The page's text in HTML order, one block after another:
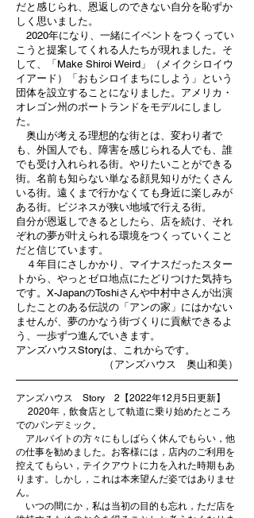
だと感じられ、恩返しのできない自分を恥ずか
しく思いました。
2020年になり、一緒にイベントをつくってい
こうと提案してくれる人たちが現れました。そ
して、「Make Shiroi Weird」（メイクシロイウ
イアード）「おもシロイまちにしよう」という
団体を設立することになりました。アメリカ・
オレゴン州のポートランドをモデルにしまし
た。
奥山が考える理想的な街とは、変わり者で
も、外国人でも、障害を感じられる人でも、誰
でも受け入れられる街。やりたいことができる
街。名前も知らない単なる顔見知りがたくさん
いる街。遠くまで行かなくても身近に楽しみが
ある街。ビジネスが狭い地域で行える街。
自分が恩返しできるとしたら、店を続け、それ
ぞれの夢が叶えられる環境をつくっていくこと
だと信じています。
４年目にさしかかり、マイナスだったスター
トから、やっとゼロ地点にたどりつけた気持ち
です。X-JapanのToshiさんや中村中さんが出演
したことのある伝説の「アンの家」にはかない
ませんが、夢のかなう街づくりに貢献できるよ
う、一歩ずつ進んでいきます。
アンズハウスStoryは、これからです。
（アンズハウス 奥山和美）
アンズハウス Story 2【2022年12月5日更新】
2020年，飲食店として軌道に乗り始めたところ
でのパンデミック。
アルバイトの方々にもしばらく休んでもらい，他
の仕事を勧めました。お客様には，店内のご利用を
控えてもらい，テイクアウトに力を入れた時期もあ
ります。しかし，これは本来望んだ姿ではありませ
ん。
いつの間にか，私は当初の目的も忘れ，ただ店を